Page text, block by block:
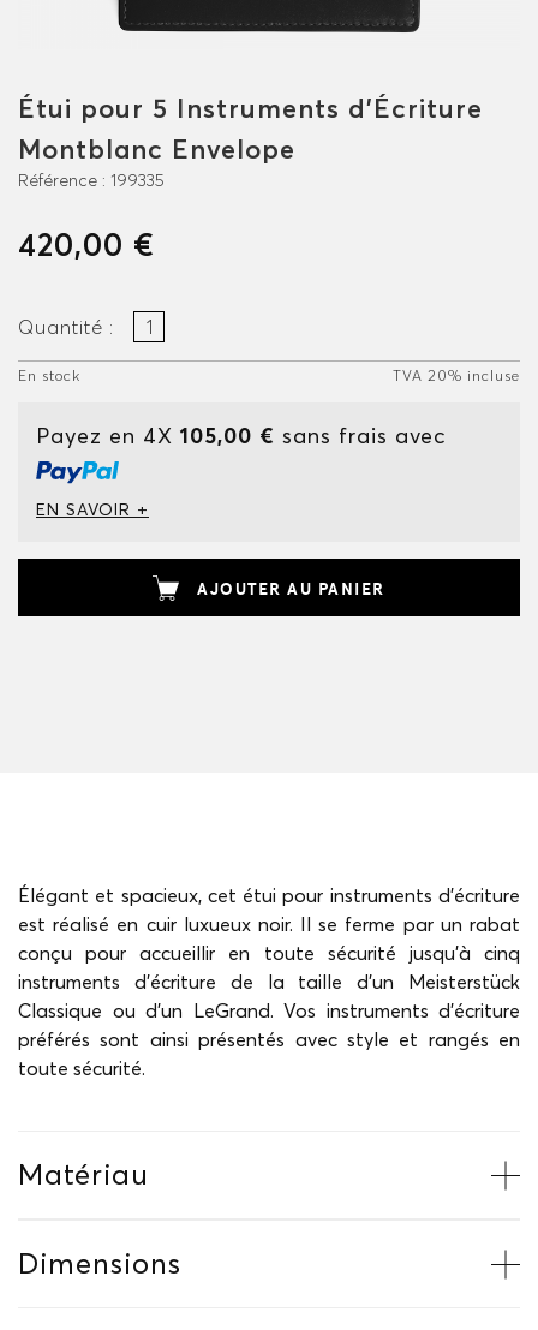
Étui pour 5 Instruments d'Écriture
Montblanc Envelope
Référence : 199335
420,00 €
Quantité :
En stock TVA 20% incluse
Payez en 4X 105,00 € sans frais avec
EN SAVOIR +
AJOUTER AU PANIER
Élégant et spacieux, cet étui pour instruments d’écriture
est réalisé en cuir luxueux noir. Il se ferme par un rabat
conçu pour accueillir en toute sécurité jusqu'à cinq
instruments d'écriture de la taille d'un Meisterstück
Classique ou d'un LeGrand. Vos instruments d'écriture
préférés sont ainsi présentés avec style et rangés en
toute sécurité.
Matériau
Dimensions